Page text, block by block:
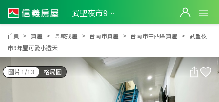
武聖夜市9年屋可愛小透天
武聖夜市9年屋可愛小透天
首頁 買屋 區域找屋 台南市買屋 台南市中西區買屋
武聖夜
市9年屋可愛小透天
圖片 1/13 格局圖